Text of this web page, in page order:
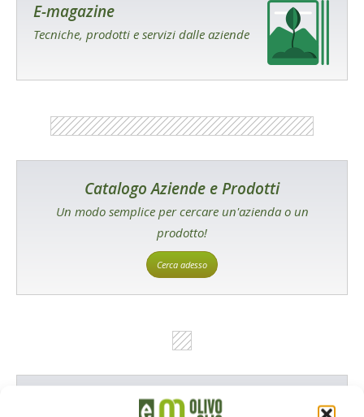
E-magazine
Tecniche, prodotti e servizi dalle aziende
Catalogo Aziende e Prodotti
Un modo semplice per cercare un'azienda o un
prodotto!
Cerca adesso
L'Esperto risponde